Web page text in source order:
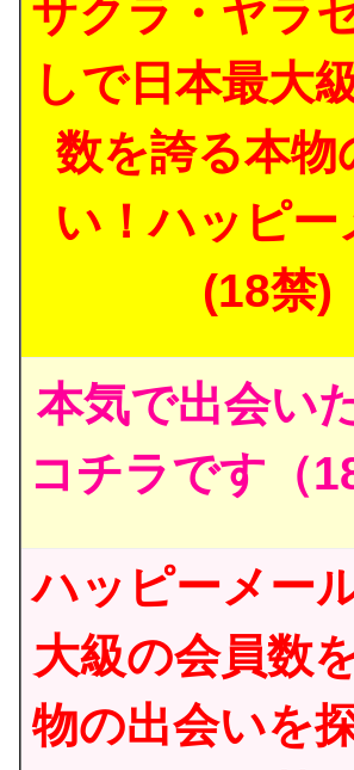
サクラ・ヤラ
しで日本最大
数を誇る本物
い！ハッピー
(18禁)
本気で出会い
コチラです（
ハッピーメー
大級の会員数
物の出会いを